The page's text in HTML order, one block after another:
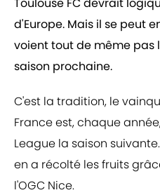
d'Europe. Mais il se peut
voient tout de même pas
saison prochaine.
C'est la tradition, le
France est, chaque
League la saison
en a récolté les fruits
l'OGC Nice.